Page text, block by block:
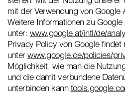
mit der Verwendung von Google
Weitere Informationen zu
unter: www.google.at/intl/de/
Privacy Policy von Google findet
unterwww.google.de/policies/
Möglichkeit, wie man die
und die damit verbundene
unterbinden kann